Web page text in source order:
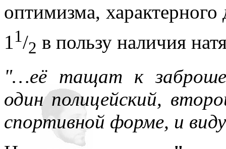
оптимизма, характерного
11/2 в пользу наличия
"…её тащат к
один полицейский,
спортивной форме, и